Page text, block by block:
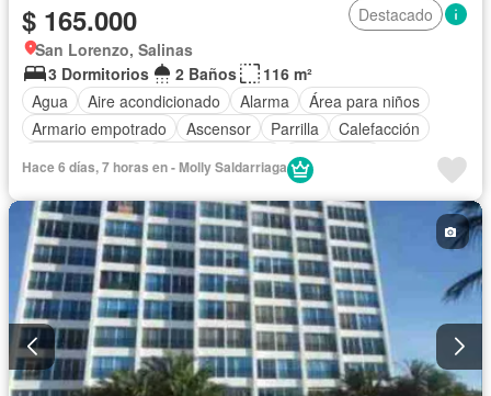
$ 165.000
Destacado
San Lorenzo, Salinas
3 Dormitorios
2 Baños
116 m²
Agua
Aire acondicionado Alarma
Área para niños
Armario empotrado
Ascensor Parrilla
Calefacción
Electricidad
Garita de guardianía
Jacuzzi
Jardín
Patio Piscina Conserje
Seguridad
Vista panorámica
Wifi Completamente amoblado
Hace 6 días, 7 horas en - Molly Saldarriaga